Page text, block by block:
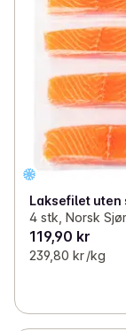
Laksefilet uten
4 stk, Norsk
119,90 kr
239,80 kr /kg